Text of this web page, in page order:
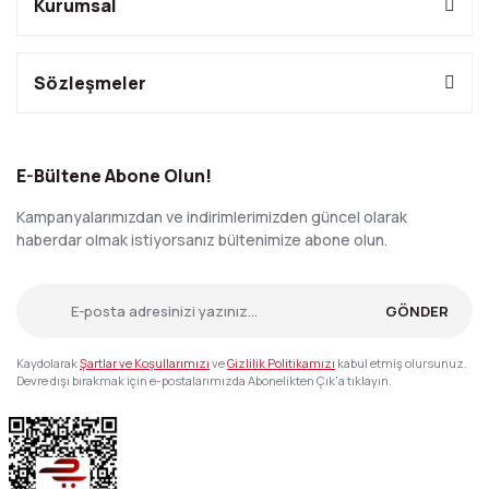
Kurumsal
Sözleşmeler
E-Bültene Abone Olun!
Kampanyalarımızdan ve indirimlerimizden güncel olarak
haberdar olmak istiyorsanız bültenimize abone olun.
GÖNDER
KaydolarakŞartlar ve Koşullarımızı veGizlilik Politikamızı kabul etmiş olursunuz.
Devre dışı bırakmak için e-postalarımızda Abonelikten Çık'a tıklayın.